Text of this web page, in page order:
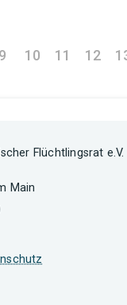
9 10 11 12
Flüchtlingsrat e.V.
Main